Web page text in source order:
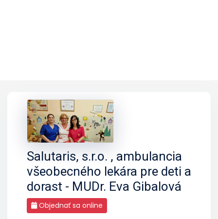
Salutaris, s.r.o. , ambulancia
všeobecného lekára pre deti a
dorast - MUDr. Eva Gibalová
Objednať sa online